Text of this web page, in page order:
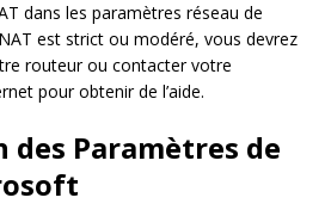
dans les paramètres réseau de
est strict ou modéré, vous devrez
routeur ou contacter votre
pour obtenir de l’aide.
Paramètres de